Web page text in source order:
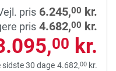
pris 6.245,00 kr.
pris 4.682,00 kr.
00 kr.
sidste 30 dage 4.682,00 kr.